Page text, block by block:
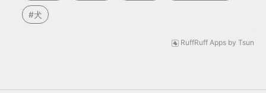
#犬
RuffRuff Apps by Tsun